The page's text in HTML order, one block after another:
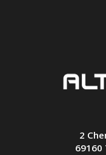
2
69160